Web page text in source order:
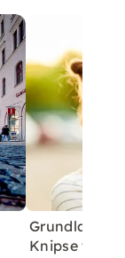
Grundlagen
Knipse tolle